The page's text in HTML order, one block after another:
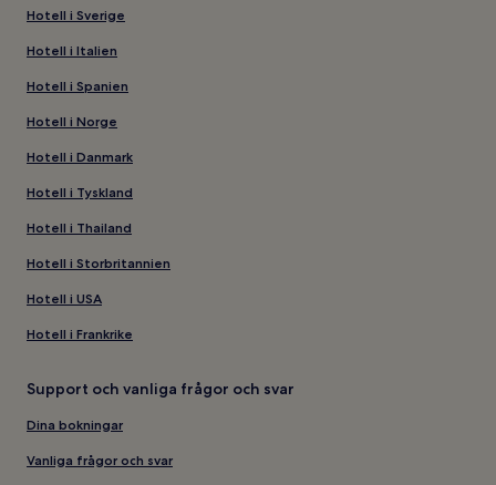
Hotell i Sverige
Hotell i Italien
Hotell i Spanien
Hotell i Norge
Hotell i Danmark
Hotell i Tyskland
Hotell i Thailand
Hotell i Storbritannien
Hotell i USA
Hotell i Frankrike
Support och vanliga frågor och svar
Dina bokningar
Vanliga frågor och svar